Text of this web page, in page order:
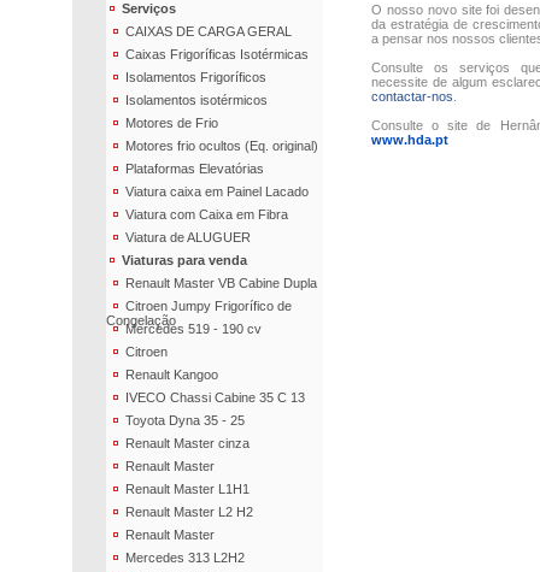
O nosso novo site foi
da estratégia de
a pensar nos nossos
Consulte os serviços
necessite de algum
contactar-nos
Consulte o site de
www.hda.pt
Serviços
CAIXAS DE CARGA GERAL
Caixas Frigoríficas Isotérmicas
Isolamentos Frigoríficos
Isolamentos isotérmicos
Motores de Frio
Motores frio ocultos (Eq. original)
Plataformas Elevatórias
Viatura caixa em Painel Lacado
Viatura com Caixa em Fibra
Viatura de ALUGUER
Viaturas para venda
Renault Master VB Cabine Dupla
Citroen Jumpy Frigorífico de
Congelação
Mercedes 519 - 190 cv
Citroen
Renault Kangoo
IVECO Chassi Cabine 35 C 13
Toyota Dyna 35 - 25
Renault Master cinza
Renault Master
Renault Master L1H1
Renault Master L2 H2
Renault Master
Mercedes 313 L2H2